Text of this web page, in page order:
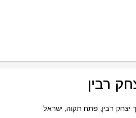
רבין
יצחק רבין, פתח תקוה, ישראל